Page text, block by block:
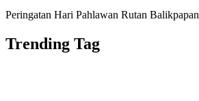
Peringatan Hari Pahlawan Rutan Balikpapan
Trending Tag